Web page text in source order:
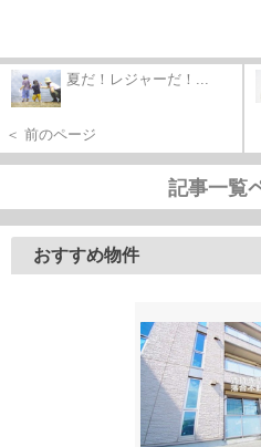
夏だ！レジャーだ！...
＜ 前のページ
記事一覧
おすすめ物件